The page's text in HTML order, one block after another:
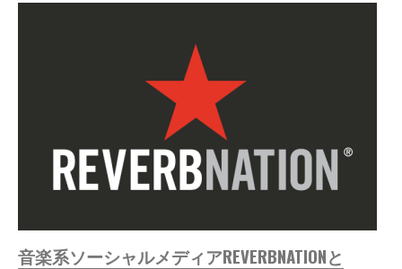
音楽系ソーシャルメディアREVERBNATIONと